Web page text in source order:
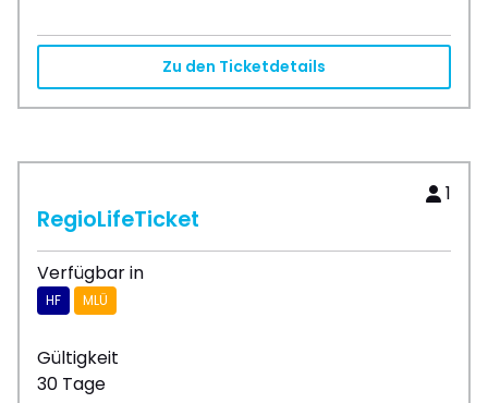
Zu den Ticketdetails
1
RegioLifeTicket
Verfügbar in
HF MLÜ
Gültigkeit
30 Tage